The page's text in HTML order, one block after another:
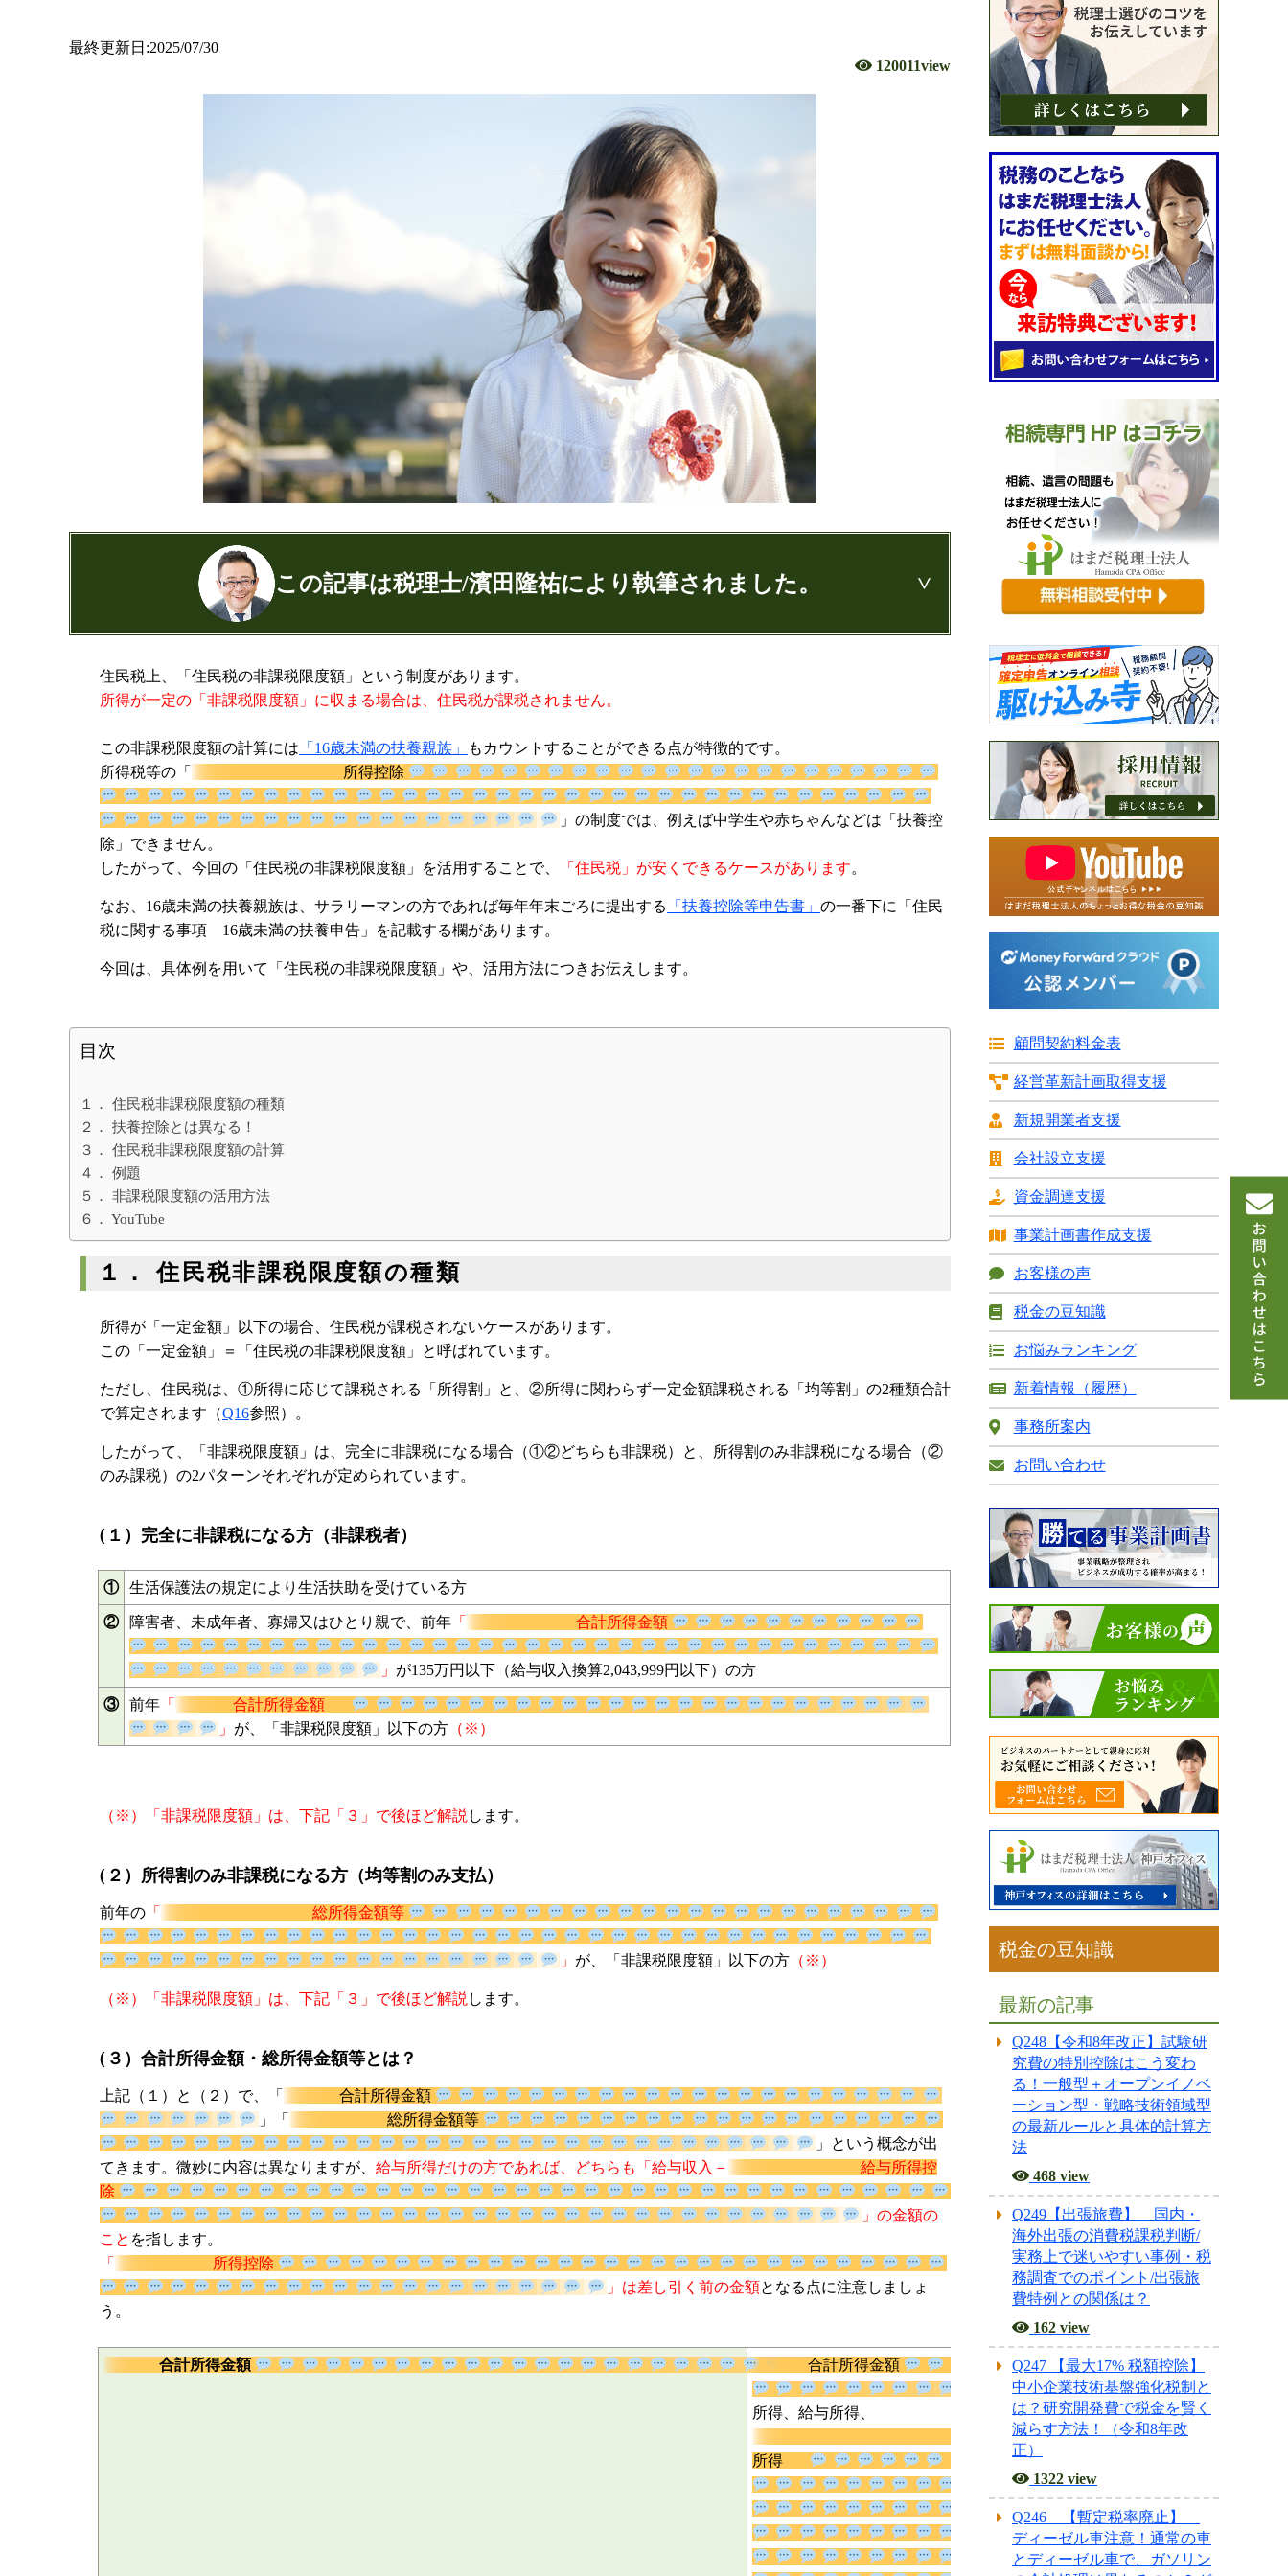
最終更新日:2025/07/30
120011view
この記事は税理士/濱田隆祐により執筆されました。
はまだ税理士法人の代表税理士
日本公認会計士協会 兵庫会： 登録番号17074
兵庫県行政書士会：登録番号19300373
1973年生まれ、大阪府豊中市出身
あずさ監査法人出身
クレアビズコンサルティング株式会社：代表取締役
YouTubeチャンネル：
相続専門サイト：御影みらい相続センター
住民税上、「住民税の非課税限度額」という制度があります。
所得が一定の「非課税限度額」に収まる場合は、住民税が課税されません。
この非課税限度額の計算には 「16歳未満の扶養親族」
もカウントすることができる点が特徴的です。
所得税等の「
所得控除
」の制度では、例えば中学生や赤ちゃんなどは
「扶養控除」できません。
したがって、今回の「住民税の非課税限度額」を活用することで、
「住民税」が安くできるケースがあります。
なお、16歳未満の扶養親族は、サラリーマンの方であれば毎年年末ごろに提出する 「扶養控除等申告書」 の一番下に「住民
税に関する事項 16歳未満の扶養申告」を記載する欄があります。
今回は、具体例を用いて「住民税の非課税限度額」や、活用方法につきお伝えします。
目次
１． 住民税非課税限度額の種類
２． 扶養控除とは異なる！
３． 住民税非課税限度額の計算
４． 例題
５． 非課税限度額の活用方法
６． YouTube
１． 住民税非課税限度額の種類
所得が「一定金額」以下の場合、住民税が課税されないケースがあります。
この「一定金額」＝「住民税の非課税限度額」と呼ばれています。
ただし、住民税は、①所得に応じて課税される「所得割」と、②所得に関わらず一定金額課税される「均等割」の2種類合計
で算定されます（Q16参照）。
したがって、「非課税限度額」は、完全に非課税になる場合（①②どちらも非課税）と、所得割のみ非課税になる場合（②
のみ課税）の2パターンそれぞれが定められています。
（１）完全に非課税になる方（非課税者）
① 生活保護法の規定により生活扶助を受けている方
② 障害者、未成年者、寡婦又はひとり親で、前年 「 合計所得金額
」が135万円以下（給与収入換算2,043,999円以下）の方
③ 前年 「
合計所得金額
」
が、「非課税限度額」以下の方（※）
（※）「非課税限度額」は、下記「３」で後ほど解説 します。
（２）所得割のみ非課税になる方（均等割のみ支払）
前年の 「 総所得金額等
」が、「非課税限度額」以下の方
（※）「非課税限度額」は、下記「３」で後ほど解説 します。
（３）合計所得金額・総所得金額等とは？
上記（１）と（２）で、「
合計所得金額
」「
総所得金額等
」という
概念が出てきます。微妙に内容は異なりますが、給与所得だけの方であれば、どちらも「給与収入－
給
与所得控除
」の金額のこと
「
所得控除
」は差し引く前の金額となる点に注意
しましょう。
合計所得金額
合計所得金額
とは、事業
所得、給与所得、
所得
顧問契約料金表
経営革新計画取得支援
新規開業者支援
会社設立支援
資金調達支援
事業計画書作成支援
お客様の声
税金の豆知識
お悩みランキング
新着情報（履歴）
事務所案内
お問い合わせ
税金の豆知識
最新の記事
Q248【令和8年改正】試験研
究費の特別控除はこう変わ
る！一般型＋オープンイノベ
ーション型・戦略技術領域型
の最新ルールと具体的計算方
法
468 view
Q249【出張旅費】 国内・
海外出張の消費税課税判断/
実務上で迷いやすい事例・税
務調査でのポイント/出張旅
費特例との関係は？
162 view
Q247 【最大17% 税額控除】
中小企業技術基盤強化税制と
は？研究開発費で税金を賢く
減らす方法！（令和8年改
正）
1322 view
Q246 【暫定税率廃止】
ディーゼル車注意！通常の車
とディーゼル車で、ガソリン